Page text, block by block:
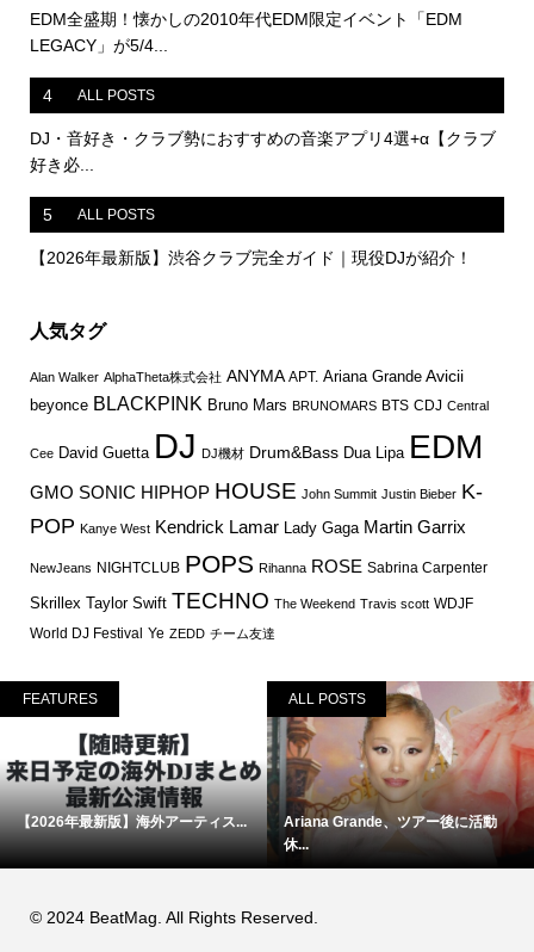
EDM全盛期！懐かしの2010年代EDM限定イベント「EDM
LEGACY」が5/4...
4 ALL POSTS
DJ・音好き・クラブ勢におすすめの音楽アプリ4選+α【クラブ
好き必...
5 ALL POSTS
【2026年最新版】渋谷クラブ完全ガイド｜現役DJが紹介！
人気タグ
Alan Walker AlphaTheta株式会社 ANYMA APT. Ariana Grande Avicii
beyonce BLACKPINK Bruno Mars BRUNOMARS BTS CDJ Central
Cee David Guetta DJ DJ機材 Drum&Bass Dua Lipa EDM
GMO SONIC HIPHOP HOUSE John Summit Justin Bieber K-
POP Kanye West Kendrick Lamar Lady Gaga Martin Garrix
NewJeans NIGHTCLUB POPS Rihanna ROSE Sabrina Carpenter
Skrillex Taylor Swift TECHNO The Weekend Travis scott WDJF
World DJ Festival
Ye ZEDD チーム友達
FEATURES
【2026年最新版】海外アーティス...
ALL POSTS
Ariana Grande、ツアー後に活動
休...
© 2024 BeatMag. All Rights Reserved.